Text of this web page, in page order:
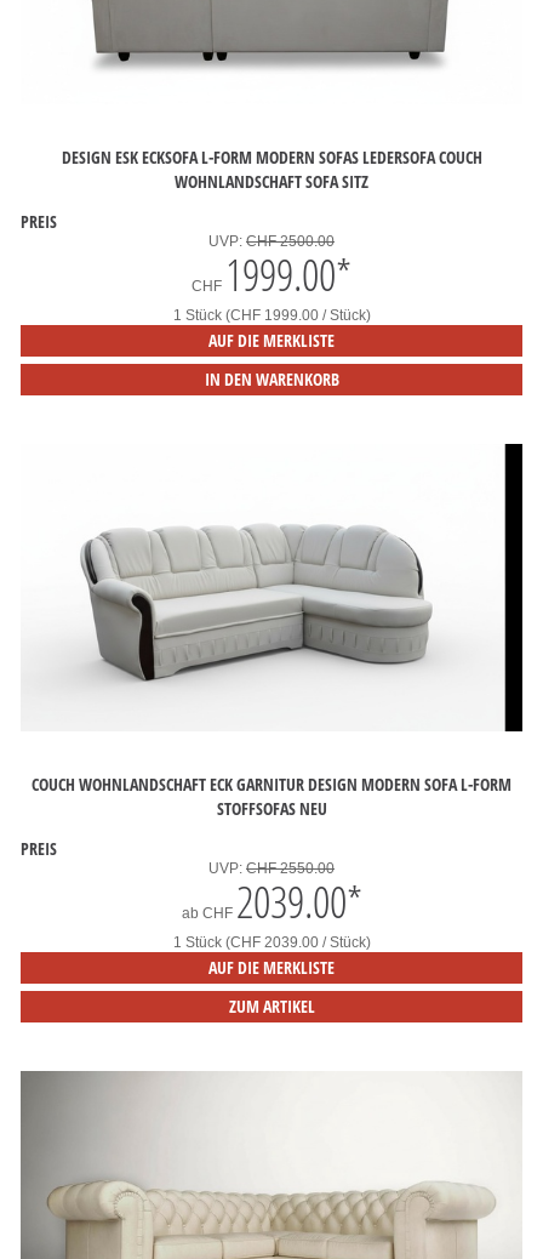
DESIGN ESK ECKSOFA L-FORM MODERN SOFAS LEDERSOFA COUCH
WOHNLANDSCHAFT SOFA SITZ
PREIS
UVP: CHF 2500.00
CHF 1999.00*
1 Stück (CHF 1999.00 / Stück)
AUF DIE MERKLISTE
IN DEN WARENKORB
COUCH WOHNLANDSCHAFT ECK GARNITUR DESIGN MODERN SOFA L-FORM
STOFFSOFAS NEU
PREIS
UVP: CHF 2550.00
ab CHF 2039.00*
1 Stück (CHF 2039.00 / Stück)
AUF DIE MERKLISTE
ZUM ARTIKEL